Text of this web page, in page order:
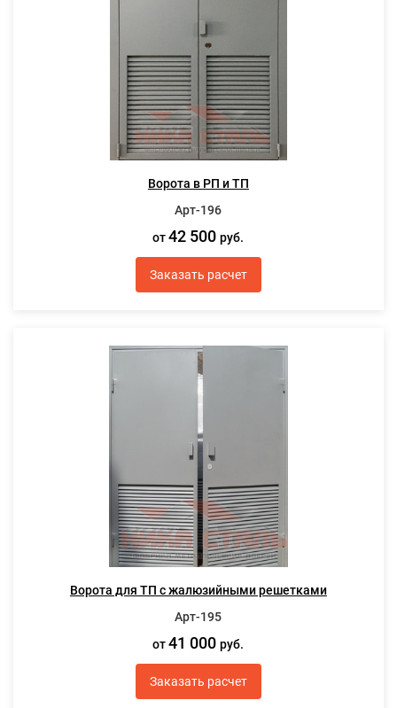
Ворота в РП и ТП
Арт-196
от42 500руб.
Заказать расчет
Ворота для ТП с жалюзийными решетками
Арт-195
от41 000руб.
Заказать расчет